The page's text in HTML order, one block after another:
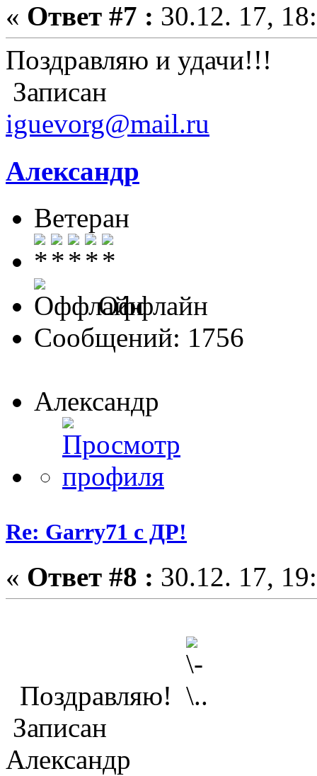
« Ответ #7 : 30.12. 17,
Поздравляю и удачи!!!
Записан
iguevorg@mail.ru
Александр
Ветеран
Оффлайн
Сообщений: 1756
Александр
Re: Garry71 с ДР!
« Ответ #8 : 30.12. 17,
Поздравляю!
Записан
Александр